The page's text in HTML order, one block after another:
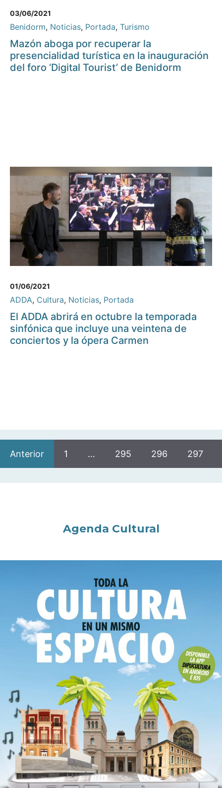
03/06/2021
Benidorm, Noticias, Portada, Turismo
Mazón aboga por recuperar la
presencialidad turística en la inauguración
del foro ‘Digital Tourist’ de Benidorm
01/06/2021
ADDA, Cultura, Noticias, Portada
El ADDA abrirá en octubre la temporada
sinfónica que incluye una veintena de
conciertos y la ópera Carmen
Anterior 1 … 295 296 297
Agenda Cultural